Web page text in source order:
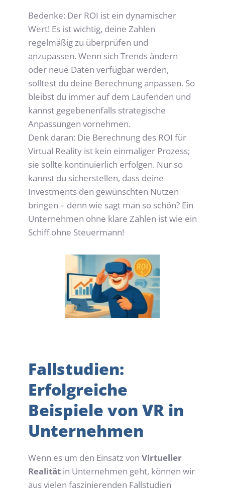
Bedenke: Der ROI ist ein dynamischer
Wert! Es ist wichtig, deine Zahlen
regelmäßig zu überprüfen und
anzupassen. Wenn sich Trends ändern
oder neue Daten verfügbar werden,
solltest du deine Berechnung anpassen. So
bleibst du immer auf dem Laufenden und
kannst gegebenenfalls strategische
Anpassungen vornehmen.
Denk daran: Die Berechnung des ROI für
Virtual Reality ist kein einmaliger Prozess;
sie sollte kontinuierlich erfolgen. Nur so
kannst du sicherstellen, dass deine
Investments den gewünschten Nutzen
bringen – denn wie sagt man so schön? Ein
Unternehmen ohne klare Zahlen ist wie ein
Schiff ohne Steuermann!
Fallstudien:
Erfolgreiche
Beispiele von VR in
Unternehmen
Wenn es um den Einsatz von Virtueller
Realität in Unternehmen geht, können wir
aus vielen faszinierenden Fallstudien